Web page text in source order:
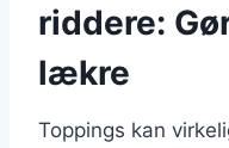
riddere:
lækre
Toppings kan